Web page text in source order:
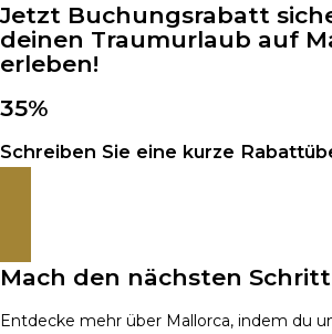
Jetzt Buchungsrabatt
deinen Traumurlaub auf
erleben!
35%
Schreiben Sie eine kurze
Mach den nächsten Schritt
Entdecke mehr über Mallorca, indem du